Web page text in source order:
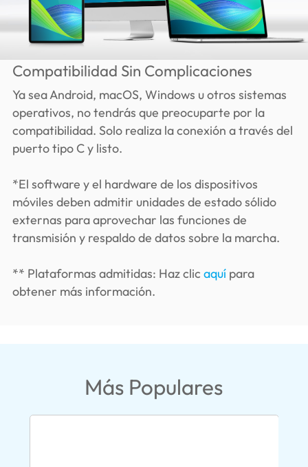
Compatibilidad Sin Complicaciones
Ya sea Android, macOS, Windows u otros sistemas
operativos, no tendrás que preocuparte por la
compatibilidad. Solo realiza la conexión a través del
puerto tipo C y listo.
*El software y el hardware de los dispositivos
móviles deben admitir unidades de estado sólido
externas para aprovechar las funciones de
transmisión y respaldo de datos sobre la marcha.
** Plataformas admitidas: Haz clic aquí para
obtener más información.
Más Populares